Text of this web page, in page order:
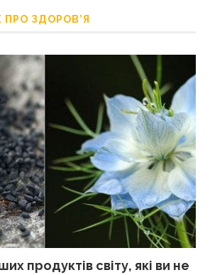
ЗДОРОВ’Я
продуктів світу, які ви не